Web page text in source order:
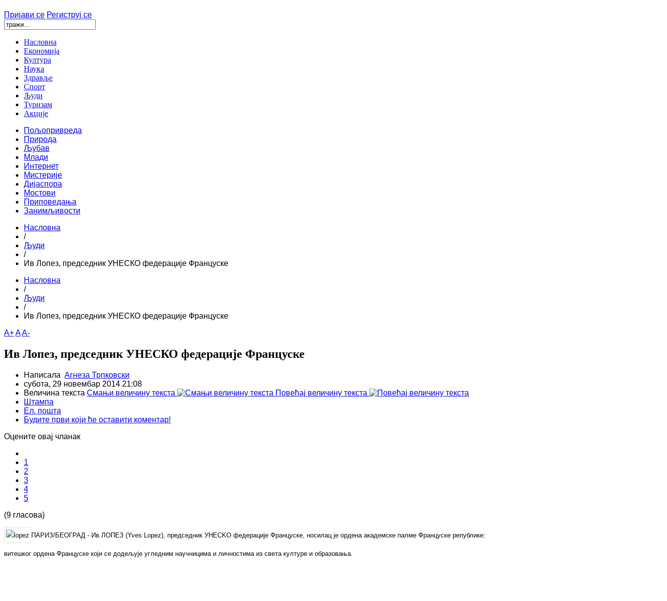
Пријави се Региструј се
Насловна
Економија
Култура
Наука
Здравље
Спорт
Људи
Туризам
Акције
Пољопривреда
Природа
Љубав
Млади
Интернет
Мистерије
Дијаспора
Мостови
Приповедања
Занимљивости
Насловна
/
Људи
/
Ив Лопез, председник УНЕСКО федерације Француске
Насловна
/
Људи
/
Ив Лопез, председник УНЕСКО федерације Француске
A+AA-
Ив Лопез, председник УНЕСКО федерације Француске
Написала Агнеза Трпковски
субота, 29 новембар 2014 21:08
Величина текста Смањи величину текста
Повећај величину текста
Штампа
Ел. пошта
Будите први који ће оставити коментар!
Оцените овај чланак
1
2
3
4
5
(9 гласова)
ПАРИЗ/БЕОГРАД - Ив ЛОПЕЗ (Yves Lopez), председник УНЕСKО федерације Француске, носилац је ордена академске палме Француске републике:
витешког ордена Француске који се додељује угледним научницима и личностима из света културе и образовања.